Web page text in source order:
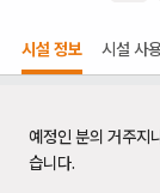
시설 정보 시설 사
예정인 분의 거주지
습니다.